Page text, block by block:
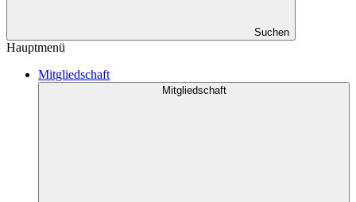
Suchen
Hauptmenü
Mitgliedschaft
Mitgliedschaft